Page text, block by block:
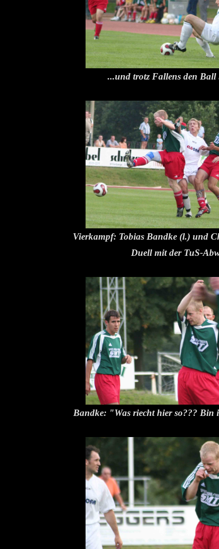
...und trotz Fallens den Ball
Vierkampf: Tobias Bandke (l.) und
Duell mit der TuS-
Bandke: "Was riecht hier so??? Bin